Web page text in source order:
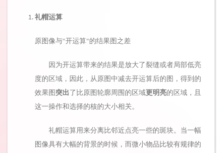
礼帽运算
原图像与“开运算“的结果图之差
因为开运算带来的结果是放大了裂缝或者局部低亮
度的区域，因此，从原图中减去开运算后的图，得到的
效果图突出了比原图轮廓周围的区域更明亮的区域，且
这一操作和选择的核的大小相关。
礼帽运算用来分离比邻近点亮一些的斑块。当一幅
图像具有大幅的背景的时候，而微小物品比较有规律的